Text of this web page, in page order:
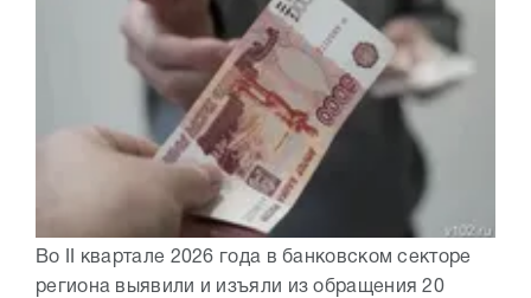
Во II квартале 2026 года в банковском секторе
региона выявили и изъяли из обращения 20